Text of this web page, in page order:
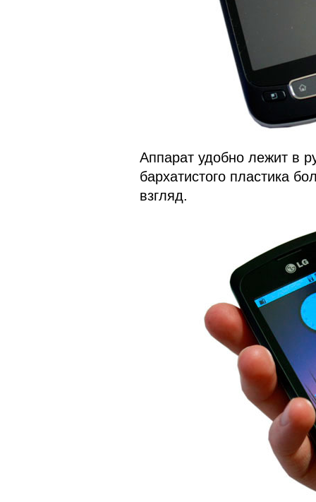
Аппарат удобно лежит в
бархатистого пластика
взгляд.